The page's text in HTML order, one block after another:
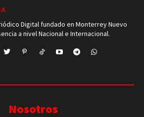
Digital fundado en Monterrey Nuevo
a nivel Nacional e Internacional.
Nosotros